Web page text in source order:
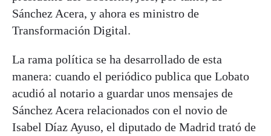
Sánchez Acera, y ahora es ministro de
Transformación Digital.
La rama política se ha desarrollado de esta
manera: cuando el periódico publica que Lobato
acudió al notario a guardar unos mensajes de
Sánchez Acera relacionados con el novio de
Isabel Díaz Ayuso, el diputado de Madrid trató de